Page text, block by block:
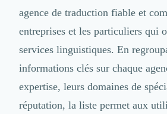
Intelligence Artificielle (IA)
Réalité Virtuelle (VR)
Bureaux d'Entreprise
Déménagement
Logistique
Traduction
Traiteur & Restauration
agence de traduction fiable et
entreprises et les particuliers qui
services linguistiques. En
informations clés sur chaque
expertise, leurs domaines de
réputation, la liste permet aux